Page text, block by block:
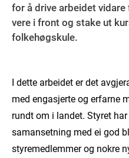
for å drive arbeidet
vere i front og stake ut
folkehøgskule.
I dette arbeidet er det
med engasjerte og erfarne
rundt om i landet. Styret
samansetning med ei god
styremedlemmer og nokre